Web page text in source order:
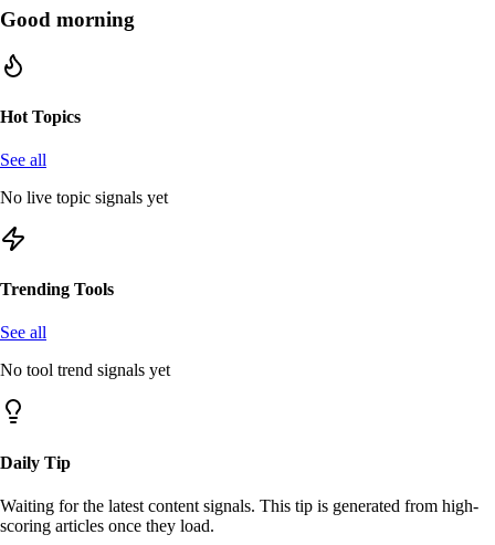
Good morning
Hot Topics
See all
No live topic signals yet
Trending Tools
See all
No tool trend signals yet
Daily Tip
Waiting for the latest content signals. This tip is generated from high-
scoring articles once they load.